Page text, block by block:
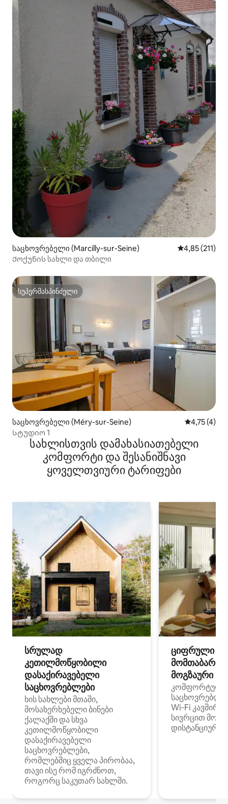
საცხოვრებელი (Marcilly-sur-Seine) საშუალო
4,85 (211)
Ქოქუნის სახლი და თბილი
სუპერმასპინძელი
სუპერმასპინძელი
საცხოვრებელი (Méry-sur-Seine) საშუალო
4,75 (4)
Სტუდიო 1
სახლისთვის დამახასიათებელი
კომფორტი და შესანიშნავი
ყოველთვიური ტარიფები
სრულად
კეთილმოწყობილი
დასაქირავებელი
საცხოვრებლები
ხის სახლები მთაში,
მოსახერხებელი ბინები
ქალაქში და სხვა
კეთილმოწყობილი
დასაქირავებელი
საცხოვრებლები,
რომლებშიც ყველა პირობაა,
თავი ისე რომ იგრძნოთ,
როგორც საკუთარ სახლში.
ციფრული
მოგზაური
კომფორტული
Wi‑Fi
სივრცით
დისტანციური